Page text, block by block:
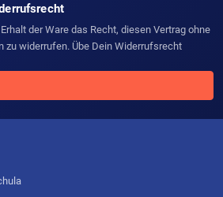
der Ware das Recht, diesen Vertrag ohne
zu widerrufen. Übe Dein Widerrufsrecht